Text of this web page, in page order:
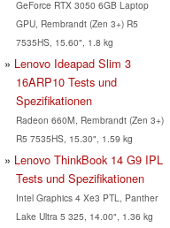
GeForce RTX 3050 6GB Laptop
GPU, Rembrandt (Zen 3+) R5
7535HS, 15.60", 1.8 kg
Lenovo Ideapad Slim 3
16ARP10 Tests und
Spezifikationen
Radeon 660M, Rembrandt (Zen 3+)
R5 7535HS, 15.30", 1.59 kg
Lenovo ThinkBook 14 G9 IPL
Tests und Spezifikationen
Intel Graphics 4 Xe3 PTL, Panther
Lake Ultra 5 325, 14.00", 1.36 kg